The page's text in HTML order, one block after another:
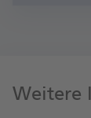
Weitere